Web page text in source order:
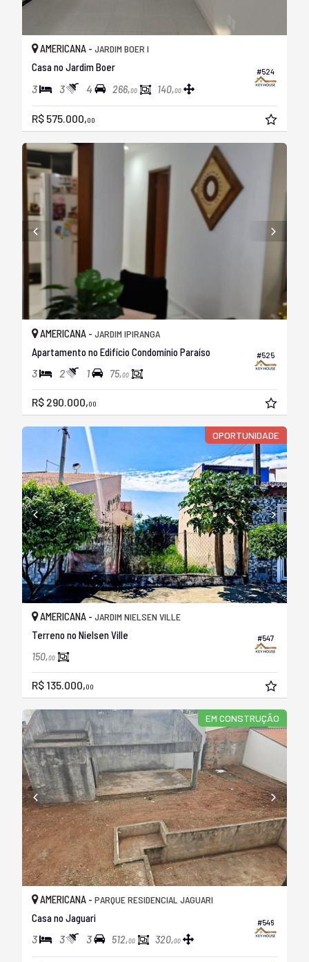
#524
AMERICANA - JARDIM BOER I
Casa no Jardim Boer
3 3 4 266,00 140,00
R$ 575.000,00
#525
AMERICANA - JARDIM IPIRANGA
Apartamento no Edifício Condomínio Paraíso
3 2 1 75,00
R$ 290.000,00
OPORTUNIDADE
#547
AMERICANA - JARDIM NIELSEN VILLE
Terreno no Nielsen Ville
150,00
R$ 135.000,00
EM CONSTRUÇÃO
#546
AMERICANA - PARQUE RESIDENCIAL JAGUARI
Casa no Jaguari
3 3 3 512,00 320,00